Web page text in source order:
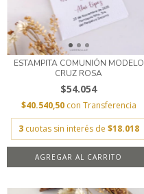
ESTAMPITA COMUNIÓN MODELO
CRUZ ROSA
$54.054
$40.540,50 con Transferencia
3 cuotas sin interés de $18.018
AGREGAR AL CARRITO